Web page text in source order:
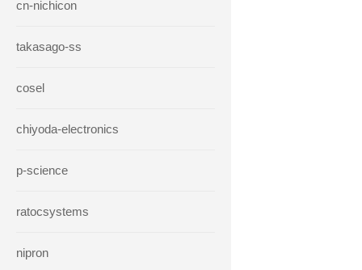
cn-nichicon
takasago-ss
cosel
chiyoda-electronics
p-science
ratocsystems
nipron